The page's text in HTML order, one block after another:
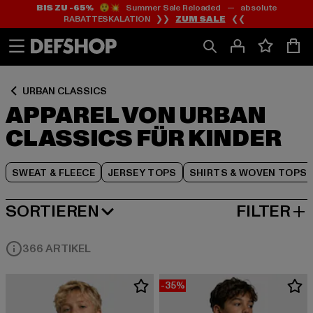
Zum
Inhalt
springen
Zum
Fußzeile
springen
BIS ZU -65%😲💥 Summer Sale Reloaded — absolute
RABATTESKALATION ❯❯ ZUM SALE ❮❮
URBAN CLASSICS
APPAREL VON URBAN
CLASSICS FÜR KINDER
SWEAT & FLEECE JERSEY TOPS SHIRTS & WOVEN TOPS
Zum
Produktraster
springen
SORTIEREN
BELIEBTESTE FILTER
366 ARTIKEL
-35%